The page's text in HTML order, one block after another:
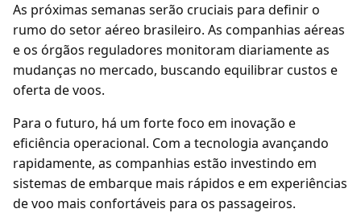
As próximas semanas serão cruciais para definir o
rumo do setor aéreo brasileiro. As companhias aéreas
e os órgãos reguladores monitoram diariamente as
mudanças no mercado, buscando equilibrar custos e
oferta de voos.
Para o futuro, há um forte foco em inovação e
eficiência operacional. Com a tecnologia avançando
rapidamente, as companhias estão investindo em
sistemas de embarque mais rápidos e em experiências
de voo mais confortáveis para os passageiros.